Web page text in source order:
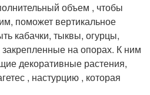
объем , чтобы
поможет вертикальное
кабачки, тыквы, огурцы,
на опорах. К ним
декоративные растения,
, настурцию , которая